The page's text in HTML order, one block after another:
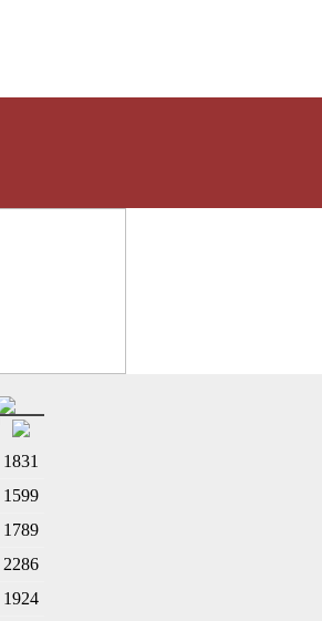
1831
1599
1789
2286
1924